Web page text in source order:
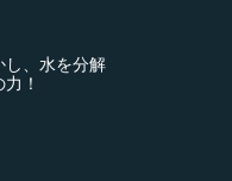
し、水を分解
！